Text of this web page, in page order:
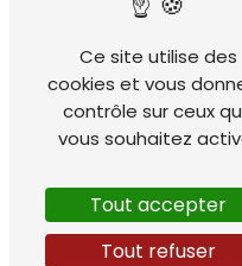
Un
Avec des
domaine de la
savoir-faire
Nos équipes
mettent tout en
un résultat à la
Ce site utilise des
cookies et vous
contrôle sur ceux
vous souhaitez
Tout accepter
Tout refuser